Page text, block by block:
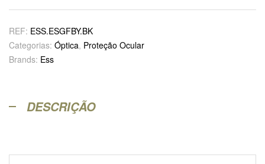
REF: ESS.ESGFBY.BK
Categorias: Óptica, Proteção Ocular
Brands: Ess
DESCRIÇÃO